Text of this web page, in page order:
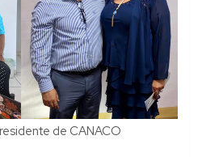
de CANACO